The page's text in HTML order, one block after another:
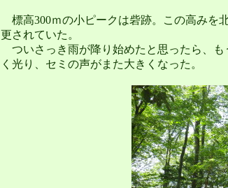
標高300ｍの小ピークは砦跡。この高みを
更されていた。
ついさっき雨が降り始めたと思ったら、も
く光り、セミの声がまた大きくなった。